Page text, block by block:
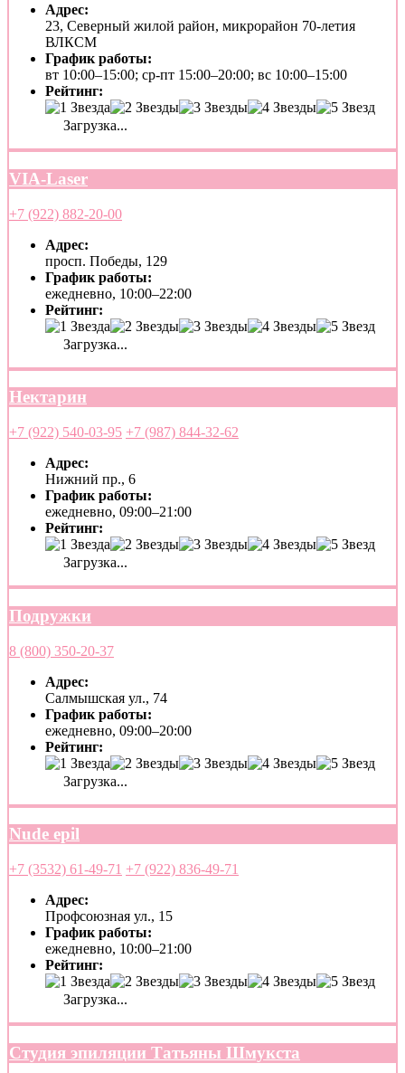
Адрес:
23, Северный жилой район, микрорайон 70-летия
ВЛКСМ
График работы:
вт 10:00–15:00; ср-пт 15:00–20:00; вс 10:00–15:00
Рейтинг:
Загрузка...
VIA-Laser
+7 (922) 882-20-00
Адрес:
просп. Победы, 129
График работы:
ежедневно, 10:00–22:00
Рейтинг:
Загрузка...
Нектарин
+7 (922) 540-03-95 +7 (987) 844-32-62
Адрес:
Нижний пр., 6
График работы:
ежедневно, 09:00–21:00
Рейтинг:
Загрузка...
Подружки
8 (800) 350-20-37
Адрес:
Салмышская ул., 74
График работы:
ежедневно, 09:00–20:00
Рейтинг:
Загрузка...
Nude epil
+7 (3532) 61-49-71 +7 (922) 836-49-71
Адрес:
Профсоюзная ул., 15
График работы:
ежедневно, 10:00–21:00
Рейтинг:
Загрузка...
Студия эпиляции Татьяны Шмукста